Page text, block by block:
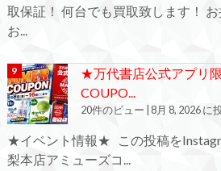
取保証！ 何台でも買取致します！
お...
★万代書店公式アプリ
COUPO...
20件のビュー 8月 8, 2026 に
★イベント情報★ この投稿を
梨本店アミューズコ...